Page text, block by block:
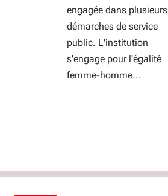
engagée dans plusieurs
démarches de service
public. L'institution
s'engage pour l'égalité
femme-homme...